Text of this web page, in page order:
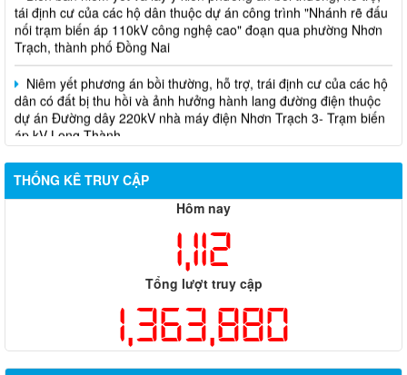
nối trạm biến áp 110kV công nghệ cao" đoạn qua phường Nhơn
Trạch, thành phố Đồng Nai
Niêm yết phương án bồi thường, hỗ trợ, trái định cư của các hộ
dân có đất bị thu hồi và ảnh hưởng hành lang đường điện thuộc
dự án Đường dây 220kV nhà máy điện Nhơn Trạch 3- Trạm biến
áp kV Long Thành
định cư của các hộ dân có đất bị thu hồi thuộc dự án nâng cấp
đường 25B cũ đoạn từ Trung tâm huyện Nhơn Trạch ra Quốc lộ
51, huyện Long Thành và huyện Nhơn Trạch
THỐNG KÊ TRUY CẬP
Hôm nay
1,112
Tổng lượt truy cập
1,363,880